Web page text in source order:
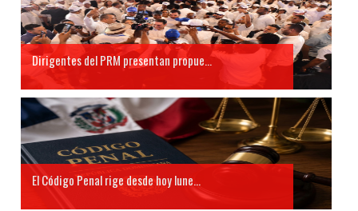
Dirigentes del PRM presentan propue...
El Código Penal rige desde hoy lune...